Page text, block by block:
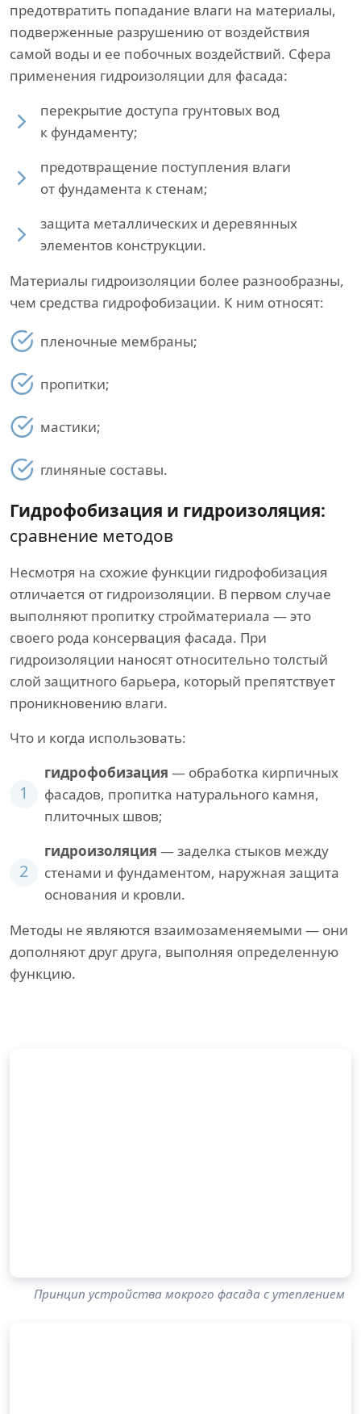
предотвратить попадание влаги на материалы,
подверженные разрушению от воздействия
самой воды и ее побочных воздействий. Сфера
применения гидроизоляции для фасада:
перекрытие доступа грунтовых вод
к фундаменту;
предотвращение поступления влаги
от фундамента к стенам;
защита металлических и деревянных
элементов конструкции.
Материалы гидроизоляции более разнообразны,
чем средства гидрофобизации. К ним относят:
пленочные мембраны;
пропитки;
мастики;
глиняные составы.
Гидрофобизация и гидроизоляция:
сравнение методов
Несмотря на схожие функции гидрофобизация
отличается от гидроизоляции. В первом случае
выполняют пропитку стройматериала — это
своего рода консервация фасада. При
гидроизоляции наносят относительно толстый
слой защитного барьера, который препятствует
проникновению влаги.
Что и когда использовать:
1
гидрофобизация — обработка кирпичных
фасадов, пропитка натурального камня,
плиточных швов;
2
гидроизоляция — заделка стыков между
стенами и фундаментом, наружная защита
основания и кровли.
Методы не являются взаимозаменяемыми — они
дополняют друг друга, выполняя определенную
функцию.
Принцип устройства мокрого фасада с утеплением